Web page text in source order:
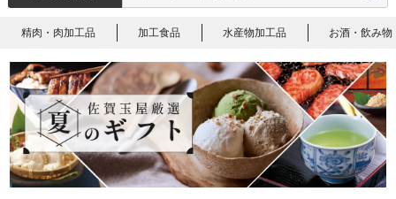
精肉・肉加工品 加工食品 水産物加工品 お酒・飲み物